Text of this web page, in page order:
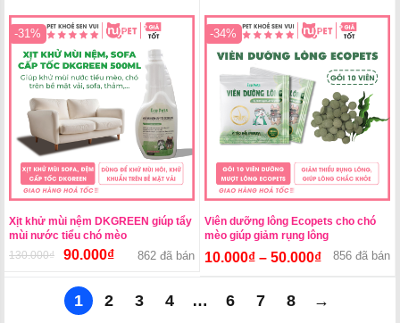
90.000₫.là:
75.000₫.
-31%
Xịt khử mùi nệm DKGREEN giúp tẩy
mùi nước tiểu chó mèo
130.000₫
Giá
là:
130.000₫.
90.000₫Giá
862 đã bán
-34%
Viên dưỡng lông Ecopets cho chó
mèo giúp giảm rụng lông
10.000₫ – 50.000₫ 856 đã bán
1 2 3 4 … 6 7 8 →